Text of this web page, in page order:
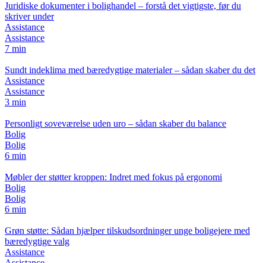
Juridiske dokumenter i bolighandel – forstå det vigtigste, før du
skriver under
Assistance
Assistance
7 min
Sundt indeklima med bæredygtige materialer – sådan skaber du det
Assistance
Assistance
3 min
Personligt soveværelse uden uro – sådan skaber du balance
Bolig
Bolig
6 min
Møbler der støtter kroppen: Indret med fokus på ergonomi
Bolig
Bolig
6 min
Grøn støtte: Sådan hjælper tilskudsordninger unge boligejere med
bæredygtige valg
Assistance